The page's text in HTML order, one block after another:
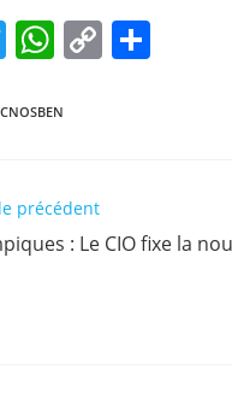
T
itt
W
at
A
p
C
n
CNOSBEN
précédent
: Le CIO fixe la